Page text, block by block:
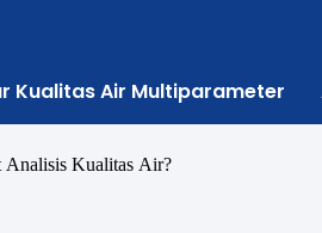
Kualitas Air Multiparameter
Analisis Kualitas Air?